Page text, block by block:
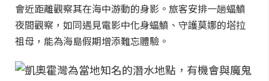
會近距離觀察其在海中游動的身影。旅客安排一趟蝠鱝
夜間觀察，如同遇見電影中化身蝠鱝、守護莫娜的塔拉
祖母，能為海島假期增添難忘體驗。